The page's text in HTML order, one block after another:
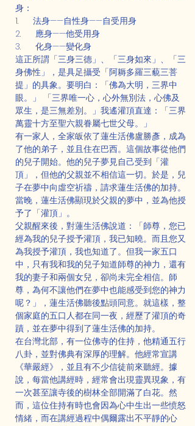
身：
1.      法身——自性身——自受用身
2.      應身——他受用身
3.      化身——變化身
這正所謂「三身三德」、「三身如來」、「三
身佛性」，是具足攝受「阿耨多羅三藐三菩
提」的具象。要明白：「佛為大明，三界中
眼。」 「三界唯一心，心外無別法，心佛及
眾生，是三無差別。」我遙灌頂直達：「三界
萬靈十方至聖六親眷屬七世父母。」
有一家人，全家皈依了蓮生活佛盧勝彥，成為
了他的弟子，並且住在巴西。這個故事從他們
的兒子開始。他的兒子夢見自己受到「灌
頂」，但他的父親並不相信這一切。於是，兒
子在夢中向虛空祈禱，請求蓮生活佛的加持。
當晚，蓮生活佛顯現於父親的夢中，並為他授
予了「灌頂」。
父親醒來後，對蓮生活佛說道：「師尊，您已
經為我的兒子授予灌頂，我已知曉。而且您又
為我授予灌頂，我也知道了。但我一家五口
中，只有我和我的兒子知道師尊的神力，還有
我的妻子和兩個女兒，卻尚未完全相信。師
尊，為何不讓他們在夢中也能感受到您的神力
呢？」，蓮生活佛聽後點頭同意。就這樣，整
個家庭的五口人都在同一夜，經歷了灌頂的奇
蹟，並在夢中得到了蓮生活佛的加持。
在台灣北部，有一位佛寺的住持，他精通五行
八卦，並對佛典有深厚的理解。他經常宣講
《華嚴經》，並且有不少信徒前來聽經。據
說，每當他講經時，經常會出現靈異現象，有
一次甚至讓寺後的樹林全部開滿了白花。然
而，這位住持有時也會因為心中生出一些愤怒
情緒，而在講經過程中偶爾露出不平靜的心